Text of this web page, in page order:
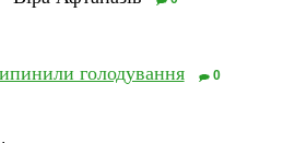
голодування 0